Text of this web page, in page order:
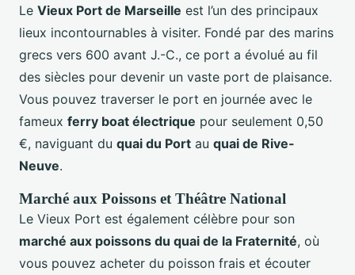
Le Vieux Port de Marseille est l’un des principaux
lieux incontournables à visiter. Fondé par des marins
grecs vers 600 avant J.-C., ce port a évolué au fil
des siècles pour devenir un vaste port de plaisance.
Vous pouvez traverser le port en journée avec le
fameux ferry boat électrique pour seulement 0,50
€, naviguant du quai du Port au quai de Rive-
Neuve.
Marché aux Poissons et Théâtre National
Le Vieux Port est également célèbre pour son
marché aux poissons du quai de la Fraternité, où
vous pouvez acheter du poisson frais et écouter